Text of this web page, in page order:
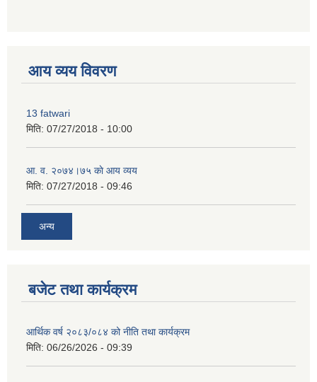
आय व्यय विवरण
13 fatwari
मिति: 07/27/2018 - 10:00
आ‍. व. २०७४।७५ काे आय व्यय
मिति: 07/27/2018 - 09:46
अन्य
बजेट तथा कार्यक्रम
आर्थिक वर्ष २०८३/०८४ को नीति तथा कार्यक्रम
मिति: 06/26/2026 - 09:39